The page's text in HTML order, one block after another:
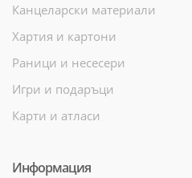
Канцеларски материали
Хартия и картони
Раници и несесери
Игри и подаръци
Карти и атласи
Информация